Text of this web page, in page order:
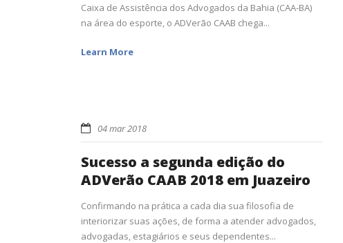
Caixa de Assistência dos Advogados da Bahia (CAA-BA)
na área do esporte, o ADVerão CAAB chega...
Learn More
04 mar 2018
Sucesso a segunda edição do
ADVerão CAAB 2018 em Juazeiro
Confirmando na prática a cada dia sua filosofia de
interiorizar suas ações, de forma a atender advogados,
advogadas, estagiários e seus dependentes...